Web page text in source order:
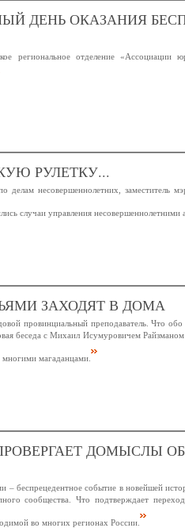
ДЕНЬ ОКАЗАНИЯ
региональное отделение «Ассоциации
РУЛЕТКУ...
делам несовершеннолетних, заместитель
случаи управления
ЗАХОДЯТ В ДОМА
провинциальный преподаватель. Что
беседа с Михаил Исумуровичем
магаданцами.
ДОМЫСЛЫ
– беспрецедентное событие в новейшей
сообщества. Что подтверждает
во многих регионах России.